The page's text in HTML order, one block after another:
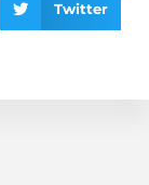
Twitter